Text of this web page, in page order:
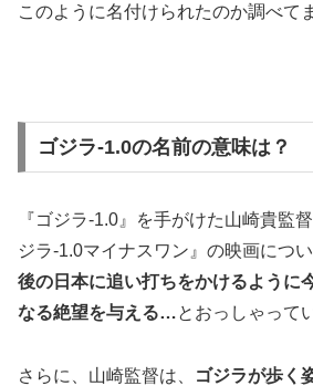
このように名付けられたのか調べて
ゴジラ-1.0の名前の意味は？
『ゴジラ-1.0』を手がけた山崎貴監
ジラ-1.0マイナスワン』の映画につ
後の日本に追い打ちをかけるように
なる絶望を与える…とおっしゃって
さらに、山崎監督は、
ゴジラが歩く